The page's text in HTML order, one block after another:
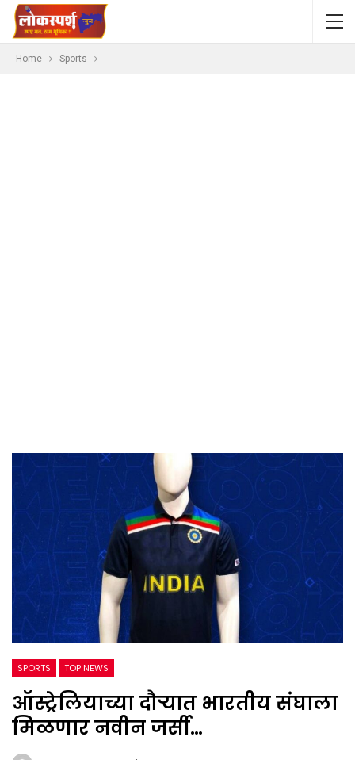
Home Sports
SPORTS TOP NEWS
ऑस्ट्रेलियाच्या दौऱ्यात भारतीय संघाला
मिळणार नवीन जर्सी…